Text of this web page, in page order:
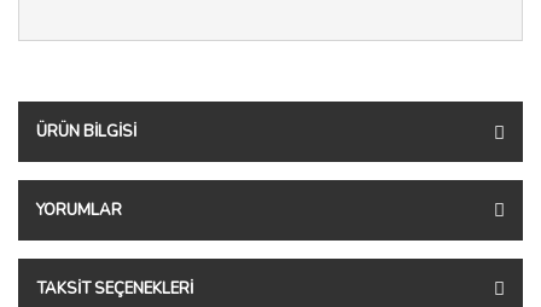
ÜRÜN BILGISI
YORUMLAR
TAKSIT SEÇENEKLERI